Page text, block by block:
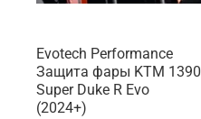
Evotech Performance
Защита фары KTM 1390
Super Duke R Evo
(2024+)